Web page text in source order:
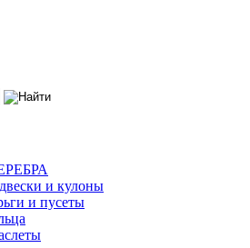
и кулоны
и пусеты